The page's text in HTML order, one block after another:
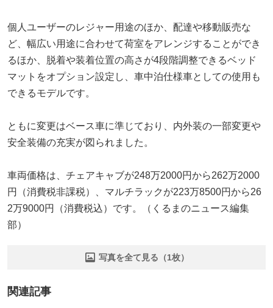
個人ユーザーのレジャー用途のほか、配達や移動販売な
ど、幅広い用途に合わせて荷室をアレンジすることができ
るほか、脱着や装着位置の高さが4段階調整できるベッド
マットをオプション設定し、車中泊仕様車としての使用も
できるモデルです。
ともに変更はベース車に準じており、内外装の一部変更や
安全装備の充実が図られました。
車両価格は、チェアキャブが248万2000円から262万2000
円（消費税非課税）、マルチラックが223万8500円から26
2万9000円（消費税込）です。（くるまのニュース編集
部）
写真を全て見る（1枚）
関連記事